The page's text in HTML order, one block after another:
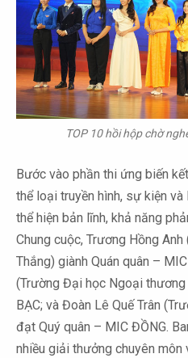
TOP 10 hồi hộp chờ
Bước vào phần thi ứng biến
thể loại truyền hình, sự kiện
thể hiện bản lĩnh, khả năng
Chung cuộc, Trương Hồng
Thắng) giành Quán quân –
(Trường Đại học Ngoại
BẠC; và Đoàn Lê Quế Trân
đạt Quý quân – MIC ĐỒNG.
nhiều giải thưởng chuyên